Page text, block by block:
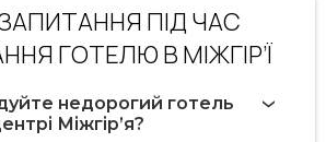
ПІД ЧАС
ГОТЕЛЮ В МІЖГІР’Ї
недорогий готель
Міжгір’я?